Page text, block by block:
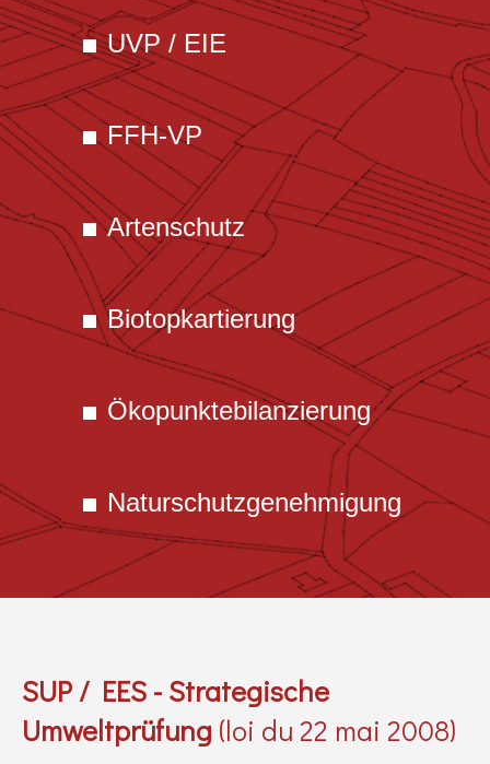
UVP / EIE
FFH-VP
Artenschutz
Biotopkartierung
Ökopunktebilanzierung
Naturschutzgenehmigung
SUP / EES - Strategische
Umweltprüfung (loi du 22 mai 2008)